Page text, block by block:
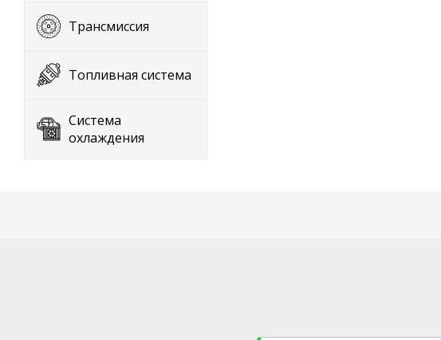
Трансмиссия
Топливная система
Система
охлаждения